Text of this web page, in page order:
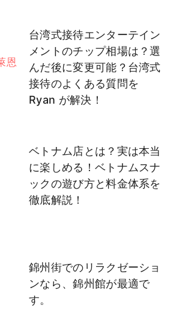
台湾式接待エンターテイン
メントのチップ相場は？選
んだ後に変更可能？台湾式
接待のよくある質問を
Ryan が解決！
ベトナム店とは？実は本当
に楽しめる！ベトナムスナ
ックの遊び方と料金体系を
徹底解説！
錦州街でのリラクゼーショ
ンなら、錦州館が最適で
す。